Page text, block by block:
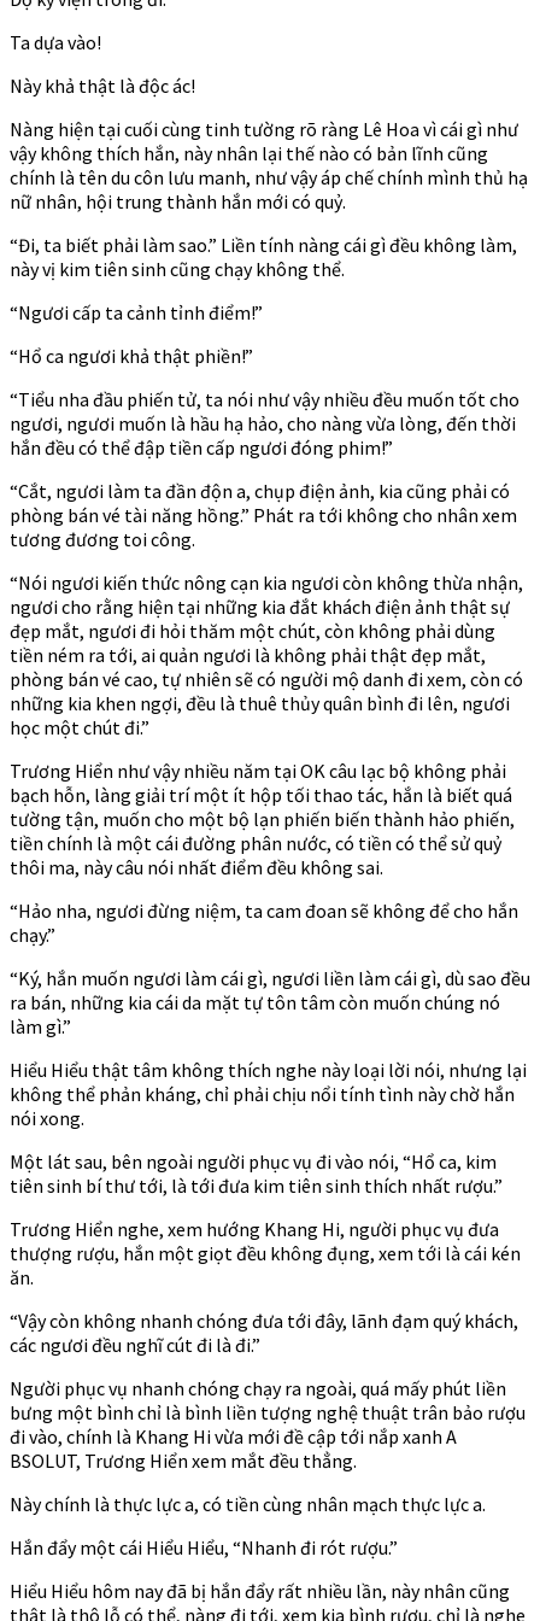
Ta dựa vào!
Này khả thật là độc ác!
Nàng hiện tại cuối cùng tinh tường rõ ràng Lê Hoa vì cái gì như
vậy không thích hắn, này nhân lại thế nào có bản lĩnh cũng
chính là tên du côn lưu manh, như vậy áp chế chính mình thủ hạ
nữ nhân, hội trung thành hắn mới có quỷ.
“Đi, ta biết phải làm sao.” Liền tính nàng cái gì đều không làm,
này vị kim tiên sinh cũng chạy không thể.
“Ngươi cấp ta cảnh tỉnh điểm!”
“Hổ ca ngươi khả thật phiền!”
“Tiểu nha đầu phiến tử, ta nói như vậy nhiều đều muốn tốt cho
ngươi, ngươi muốn là hầu hạ hảo, cho nàng vừa lòng, đến thời
hắn đều có thể đập tiền cấp ngươi đóng phim!”
“Cắt, ngươi làm ta đần độn a, chụp điện ảnh, kia cũng phải có
phòng bán vé tài năng hồng.” Phát ra tới không cho nhân xem
tương đương toi công.
“Nói ngươi kiến thức nông cạn kia ngươi còn không thừa nhận,
ngươi cho rằng hiện tại những kia đắt khách điện ảnh thật sự
đẹp mắt, ngươi đi hỏi thăm một chút, còn không phải dùng
tiền ném ra tới, ai quản ngươi là không phải thật đẹp mắt,
phòng bán vé cao, tự nhiên sẽ có người mộ danh đi xem, còn có
những kia khen ngợi, đều là thuê thủy quân bình đi lên, ngươi
học một chút đi.”
Trương Hiển như vậy nhiều năm tại OK câu lạc bộ không phải
bạch hỗn, làng giải trí một ít hộp tối thao tác, hắn là biết quá
tường tận, muốn cho một bộ lạn phiến biến thành hảo phiến,
tiền chính là một cái đường phân nước, có tiền có thể sử quỷ
thôi ma, này câu nói nhất điểm đều không sai.
“Hảo nha, ngươi đừng niệm, ta cam đoan sẽ không để cho hắn
chạy.”
“Ký, hắn muốn ngươi làm cái gì, ngươi liền làm cái gì, dù sao đều
ra bán, những kia cái da mặt tự tôn tâm còn muốn chúng nó
làm gì.”
Hiểu Hiểu thật tâm không thích nghe này loại lời nói, nhưng lại
không thể phản kháng, chỉ phải chịu nổi tính tình này chờ hắn
nói xong.
Một lát sau, bên ngoài người phục vụ đi vào nói, “Hổ ca, kim
tiên sinh bí thư tới, là tới đưa kim tiên sinh thích nhất rượu.”
Trương Hiển nghe, xem hướng Khang Hi, người phục vụ đưa
thượng rượu, hắn một giọt đều không đụng, xem tới là cái kén
ăn.
“Vậy còn không nhanh chóng đưa tới đây, lãnh đạm quý khách,
các ngươi đều nghĩ cút đi là đi.”
Người phục vụ nhanh chóng chạy ra ngoài, quá mấy phút liền
bưng một bình chỉ là bình liền tượng nghệ thuật trân bảo rượu
đi vào, chính là Khang Hi vừa mới đề cập tới nắp xanh A
BSOLUT, Trương Hiển xem mắt đều thẳng.
Này chính là thực lực a, có tiền cùng nhân mạch thực lực a.
Hắn đẩy một cái Hiểu Hiểu, “Nhanh đi rót rượu.”
Hiểu Hiểu hôm nay đã bị hắn đẩy rất nhiều lần, này nhân cũng
thật là thô lỗ có thể, nàng đi tới, xem kia bình rượu, chỉ là nghe